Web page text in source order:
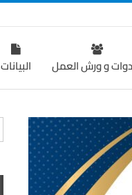
و ورش العمل البيانات